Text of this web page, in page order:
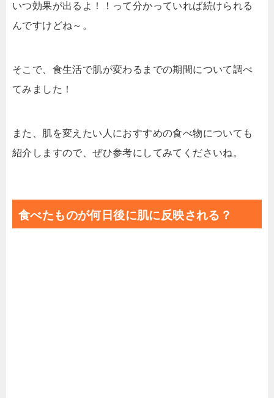
いつ効果が出るよ！！って分かっていれば続けられる
んですけどね～。
そこで、食生活で肌が変わるまでの期間について調べ
てみました！
また、肌を変えたい人におすすめの食べ物についても
紹介しますので、ぜひ参考にしてみてくださいね。
食べたものが何日後に肌に反映される？